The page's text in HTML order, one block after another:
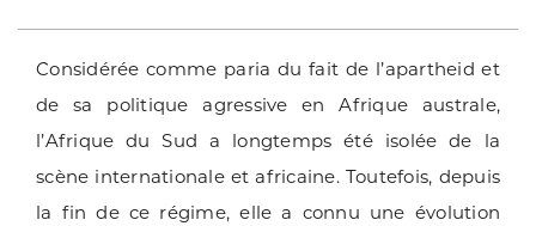
Considérée comme paria du fait de l’apartheid et
de sa politique agressive en Afrique australe,
l’Afrique du Sud a longtemps été isolée de la
scène internationale et africaine. Toutefois, depuis
la fin de ce régime, elle a connu une évolution